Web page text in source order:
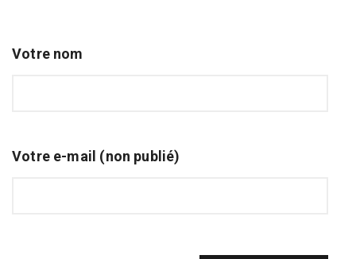
Votre nom
Votre e-mail (non publié)